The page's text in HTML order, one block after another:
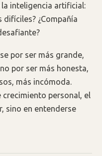
inteligencia artificial:
¿Compañía
por ser más grande,
por ser más honesta,
más incómoda.
personal, el
sino en entenderse